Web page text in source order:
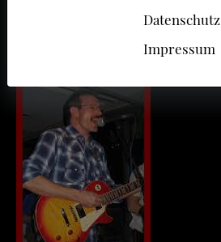
Datenschutz
Impressum